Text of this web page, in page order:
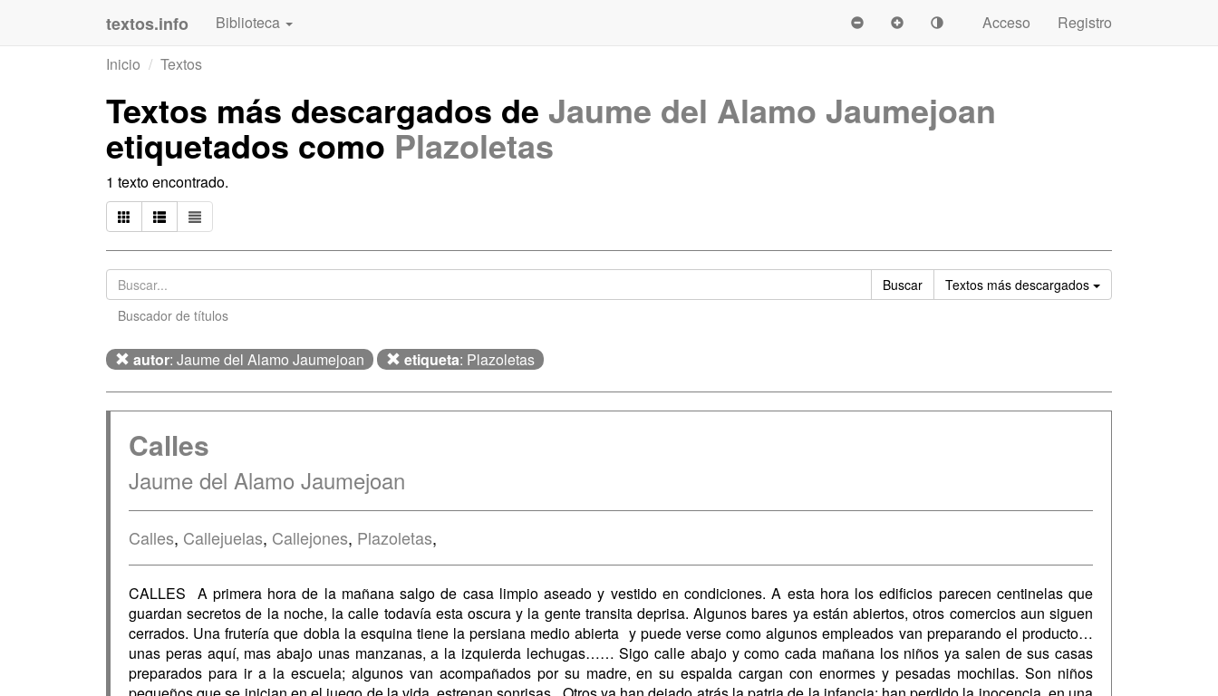
textos.info Biblioteca Acceso
Registro
Inicio
Textos
Textos más descargados de Jaume del Alamo Jaumejoan
etiquetados como Plazoletas
1 texto encontrado.
Buscar Textos más descargados Ordenar
Buscador de títulos
autor: Jaume del Alamo Jaumejoan etiqueta: Plazoletas
Calles
Jaume del Alamo Jaumejoan
Calles, Callejuelas, Callejones, Plazoletas,
CALLES A primera hora de la mañana salgo de casa limpio aseado y vestido en condiciones. A esta hora los edificios parecen centinelas que
guardan secretos de la noche, la calle todavía esta oscura y la gente transita deprisa. Algunos bares ya están abiertos, otros comercios aun siguen
cerrados. Una frutería que dobla la esquina tiene la persiana medio abierta y puede verse como algunos empleados van preparando el producto…
unas peras aquí, mas abajo unas manzanas, a la izquierda lechugas…… Sigo calle abajo y como cada mañana los niños ya salen de sus casas
preparados para ir a la escuela; algunos van acompañados por su madre, en su espalda cargan con enormes y pesadas mochilas. Son niños